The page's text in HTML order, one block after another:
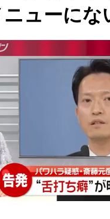
ューにな